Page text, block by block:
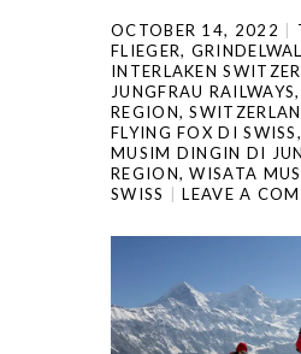
OCTOBER 14, 2022
FLIEGER,
INTERLAKEN
JUNGFRAU RAILWAYS,
REGION,
FLYING FOX DI SWISS
MUSIM DINGIN DI
REGION,WISATA
SWISS
LEAVE A